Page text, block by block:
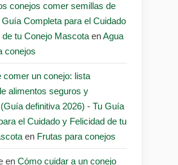
conejos comer semillas de
Completa para el Cuidado
tu Conejo Mascota enAgua
conejos
comer un conejo: lista
alimentos seguros y
definitiva 2026) - Tu Guía
el Cuidado y Felicidad de tu
en Frutas para conejos
en Cómo cuidar a un conejo